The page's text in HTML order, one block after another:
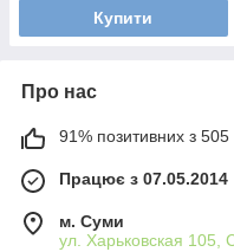
Купити
Про нас
91% позитивних з 505
Працює з 07.05.2014
м. Суми
ул. Харьковская 105,